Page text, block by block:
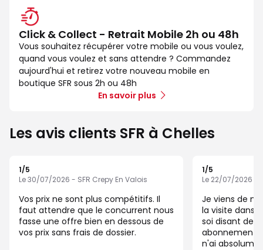
Click & Collect - Retrait Mobile 2h ou 48h
Vous souhaitez récupérer votre mobile ou vous voulez,
quand vous voulez et sans attendre ? Commandez
aujourd'hui et retirez votre nouveau mobile en
boutique SFR sous 2h ou 48h
En savoir plus
Les avis clients SFR à Chelles
1/5
Le 30/07/2026 - SFR Crepy En Valois
Vos prix ne sont plus compétitifs. Il
faut attendre que le concurrent nous
fasse une offre bien en dessous de
vos prix sans frais de dossier.
1/5
Le 22/07/2026 -
Je viens de
la visite dans
soi disant de
abonnement
n'ai